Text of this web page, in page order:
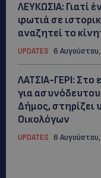
ΛΕΥΚΩΣΙΑ: Γιατί
φωτιά σε
αναζητεί το
UPDATES 6
ΛΑΤΣΙΑ-ΓΕΡΙ: Στο
για
Δήμος, στηρίζει
Οικολόγων
UPDATES 6